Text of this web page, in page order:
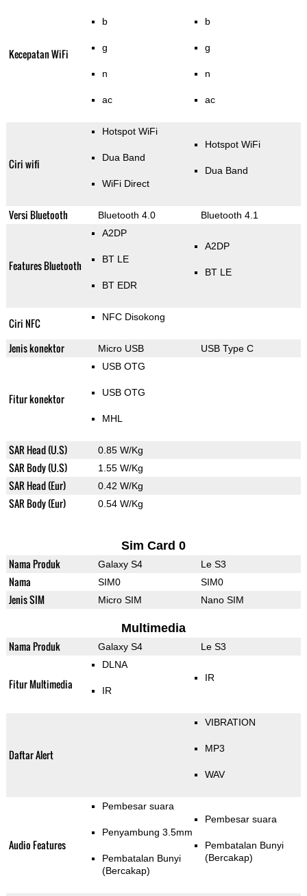
Kecepatan WiFi
b
g
n
ac
b
g
n
ac
Ciri wifi
Hotspot WiFi
Dua Band
WiFi Direct
Hotspot WiFi
Dua Band
Versi Bluetooth Bluetooth 4.0 Bluetooth 4.1
Features Bluetooth
A2DP
BT LE
BT EDR
A2DP
BT LE
Ciri NFC NFC Disokong
Jenis konektor Micro USB USB Type C
Fitur konektor
USB OTG
USB OTG
MHL
SAR Head (U.S) 0.85 W/Kg
SAR Body (U.S) 1.55 W/Kg
SAR Head (Eur) 0.42 W/Kg
SAR Body (Eur) 0.54 W/Kg
Sim Card 0
Nama Produk Galaxy S4 Le S3
Nama SIM0 SIM0
Jenis SIM Micro SIM Nano SIM
Multimedia
Nama Produk Galaxy S4 Le S3
Fitur Multimedia
DLNA
IR
IR
Daftar Alert
VIBRATION
MP3
WAV
Audio Features
Pembesar suara
Penyambung 3.5mm
Pembatalan Bunyi
(Bercakap)
Pembesar suara
Pembatalan Bunyi
(Bercakap)